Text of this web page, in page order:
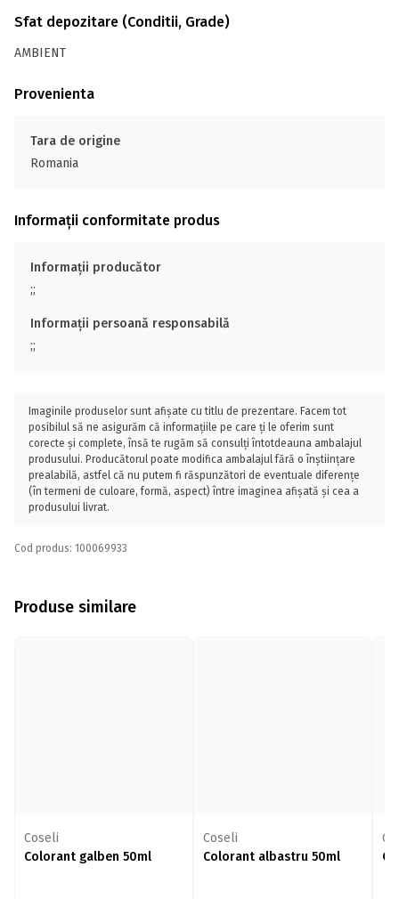
Sfat depozitare (Conditii, Grade)
AMBIENT
Provenienta
Tara de origine
Romania
Informații conformitate produs
Informații producător
;;
Informații persoană responsabilă
;;
Imaginile produselor sunt afișate cu titlu de prezentare. Facem tot
posibilul să ne asigurăm că informațiile pe care ți le oferim sunt
corecte și complete, însă te rugăm să consulți întotdeauna ambalajul
produsului. Producătorul poate modifica ambalajul fără o înștiințare
prealabilă, astfel că nu putem fi răspunzători de eventuale diferențe
(în termeni de culoare, formă, aspect) între imaginea afișată și cea a
produsului livrat.
Cod produs: 100069933
Produse similare
Coseli
Colorant galben 50ml
Coseli
Colorant albastru 50ml